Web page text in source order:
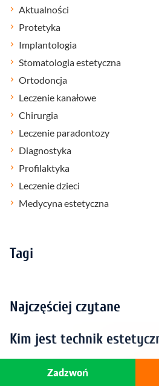
Aktualności
Protetyka
Implantologia
Stomatologia estetyczna
Ortodoncja
Leczenie kanałowe
Chirurgia
Leczenie paradontozy
Diagnostyka
Profilaktyka
Leczenie dzieci
Medycyna estetyczna
Tagi
Najczęściej czytane
Kim jest technik
Kim jest specjalista od
Zadzwoń